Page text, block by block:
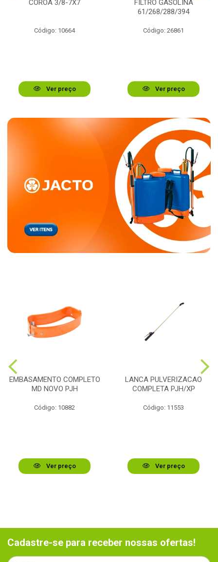
COROA 3/8-7X7
Código: 10664
Ver preço
FILTRO GASOLINA
61/268/288/394
Código: 26861
Ver preço
EMBASAMENTO COMPLETO
MD NOVO PJH
Código: 10882
Ver preço
LANCA PULVERIZACAO
COMPLETA PJH/XP
Código: 11553
Ver preço
Cadastre-se para receber nossas ofertas!